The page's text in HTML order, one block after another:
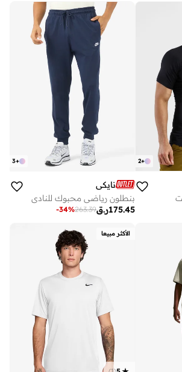
+
2
+
3
نايكي
بنطلون رياضي محبوك للنادي
ر.ق175.45
263.39
-34%
الأكثر مبيعا